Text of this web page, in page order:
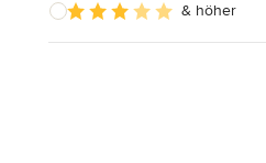
& höher